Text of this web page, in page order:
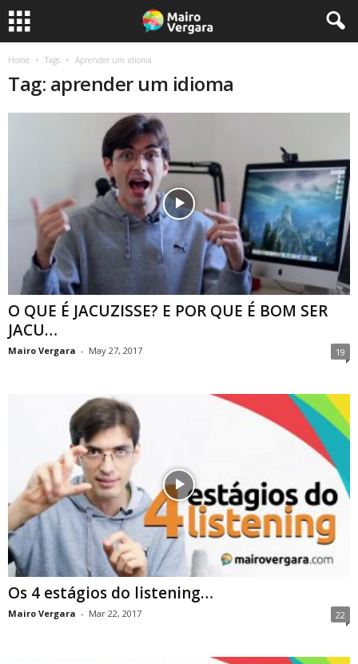
Home Tags Aprender um idioma
Tag: aprender um idioma
O QUE É JACUZISSE? E POR QUE É BOM SER
JACU…
Mairo Vergara - May 27, 2017 19
Os 4 estágios do listening…
Mairo Vergara - Mar 22, 2017 22